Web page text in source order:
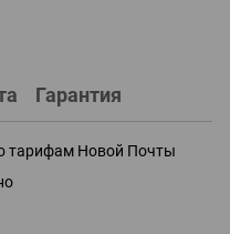
Гарантия
тарифам Новой Почты